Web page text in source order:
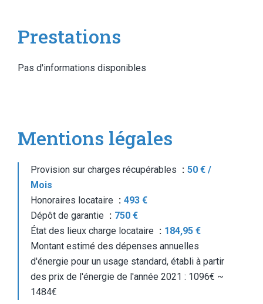
Prestations
Pas d'informations disponibles
Mentions légales
Provision sur charges récupérables
50 € /
Mois
Honoraires locataire
493 €
Dépôt de garantie
750 €
État des lieux charge locataire
184,95 €
Montant estimé des dépenses annuelles
d'énergie pour un usage standard, établi à partir
des prix de l'énergie de l'année 2021 : 1096€ ~
1484€